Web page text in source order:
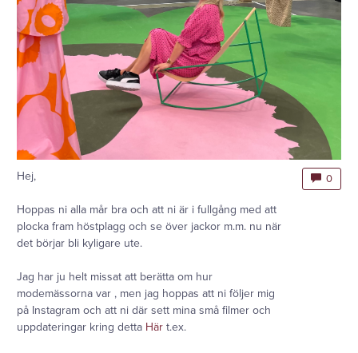
Hej,
Hoppas ni alla mår bra och att ni är i fullgång med att
plocka fram höstplagg och se över jackor m.m. nu när
det börjar bli kyligare ute.
Jag har ju helt missat att berätta om hur
modemässorna var , men jag hoppas att ni följer mig
på Instagram och att ni där sett mina små filmer och
uppdateringar kring detta Här t.ex.
0